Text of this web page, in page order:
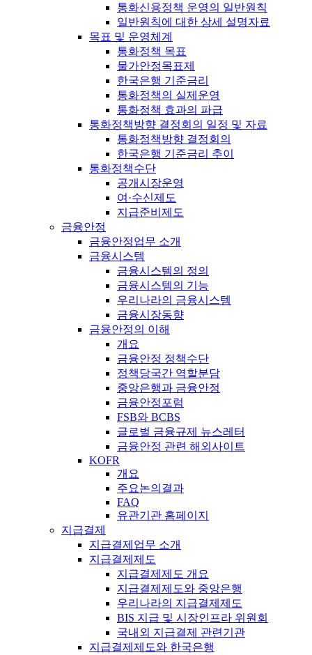
통화신용정책 운영의 일반원칙
일반원칙에 대한 상세 설명자료
목표 및 운영체계
통화정책 목표
물가안정목표제
한국은행 기준금리
통화정책의 실제운영
통화정책 효과의 파급
통화정책방향 결정회의 일정 및 자료
통화정책방향 결정회의
한국은행 기준금리 추이
통화정책수단
공개시장운영
여·수신제도
지급준비제도
금융안정
금융안정업무 소개
금융시스템
금융시스템의 정의
금융시스템의 기능
우리나라의 금융시스템
금융시장동향
금융안정의 이해
개요
금융안정 정책수단
정책당국간 역할분담
중앙은행과 금융안정
금융안정포럼
FSB와 BCBS
글로벌 금융규제 뉴스레터
금융안정 관련 해외사이트
KOFR
개요
주요논의결과
FAQ
유관기관 홈페이지
지급결제
지급결제업무 소개
지급결제제도
지급결제제도 개요
지급결제제도와 중앙은행
우리나라의 지급결제제도
BIS 지급 및 시장인프라 위원회
국내외 지급결제 관련기관
지급결제제도와 한국은행